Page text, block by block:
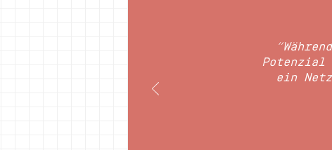
Potenzial
ein